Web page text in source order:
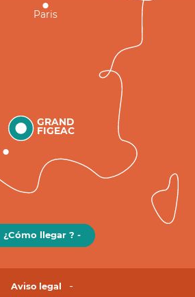
GRAND
FIGEAC
Paris
¿Cómo llegar ? -
Aviso legal